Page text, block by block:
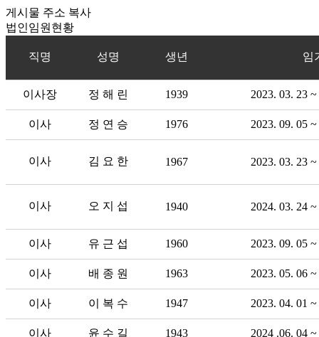
게시물 주소 복사
법인임원현황
직명 성명 생년 임
이사장 정 해 린 1939 2023. 03. 23
이사 정 연 승 1976 2023. 09. 05
이사 김 요 한 1967 2023. 03. 23
이사 오 지 섭 1940 2024. 03. 24
이사 유 근 섭 1960 2023. 09. 05
이사 배 종 원 1963 2023. 05. 06
이사 이 복 수 1947 2023. 04. 01
이사 윤 수 길 1943 2024 .06. 04